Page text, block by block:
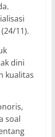
11).
dini
kualitas
soal